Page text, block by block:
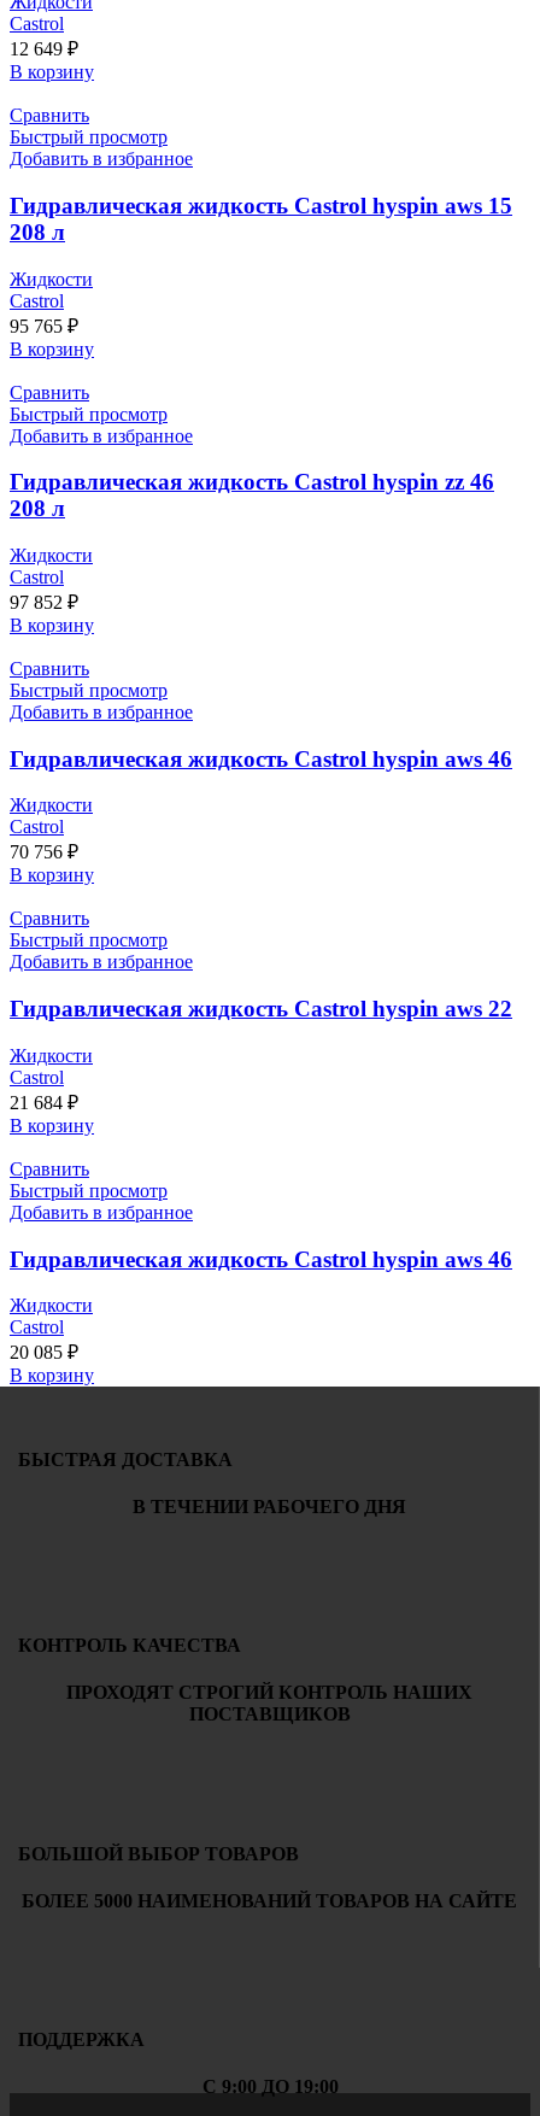
Castrol
12 649 ₽
В корзину
Сравнить
Быстрый просмотр
Добавить в избранное
Гидравлическая жидкость Castrol hyspin aws 15
208 л
Жидкости
Castrol
95 765 ₽
В корзину
Сравнить
Быстрый просмотр
Добавить в избранное
Гидравлическая жидкость Castrol hyspin zz 46
208 л
Жидкости
Castrol
97 852 ₽
В корзину
Сравнить
Быстрый просмотр
Добавить в избранное
Гидравлическая жидкость Castrol hyspin aws 46
Жидкости
Castrol
70 756 ₽
В корзину
Сравнить
Быстрый просмотр
Добавить в избранное
Гидравлическая жидкость Castrol hyspin aws 22
Жидкости
Castrol
21 684 ₽
В корзину
Сравнить
Быстрый просмотр
Добавить в избранное
Гидравлическая жидкость Castrol hyspin aws 46
Жидкости
Castrol
20 085 ₽
В корзину
БЫСТРАЯ ДОСТАВКА
В ТЕЧЕНИИ РАБОЧЕГО ДНЯ
КОНТРОЛЬ КАЧЕСТВА
ПРОХОДЯТ СТРОГИЙ КОНТРОЛЬ НАШИХ
ПОСТАВЩИКОВ
БОЛЬШОЙ ВЫБОР ТОВАРОВ
БОЛЕЕ 5000 НАИМЕНОВАНИЙ ТОВАРОВ НА САЙТЕ
ПОДДЕРЖКА
С 9:00 ДО 19:00